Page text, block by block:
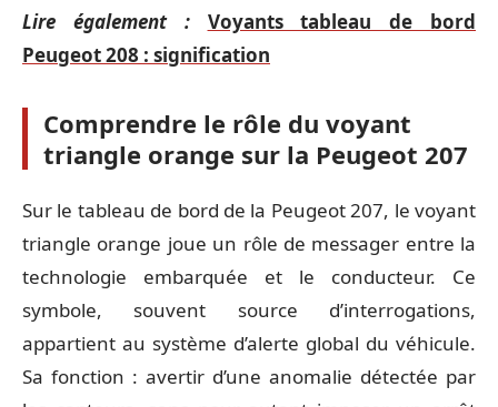
Lire également :
Voyants tableau de bord
Peugeot 208 : signification
Comprendre le rôle du voyant
triangle orange sur la Peugeot 207
Sur le tableau de bord de la Peugeot 207, le voyant
triangle orange joue un rôle de messager entre la
technologie embarquée et le conducteur. Ce
symbole, souvent source d’interrogations,
appartient au système d’alerte global du véhicule.
Sa fonction : avertir d’une anomalie détectée par